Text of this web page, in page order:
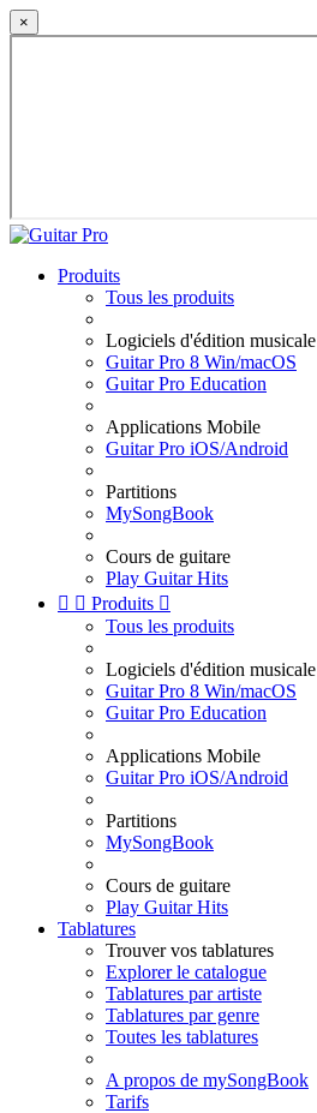
×
Produits
Tous les produits
Logiciels d'édition musicale
Guitar Pro 8 Win/macOS
Guitar Pro Education
Applications Mobile
Guitar Pro iOS/Android
Partitions
MySongBook
Cours de guitare
Play Guitar Hits
  Produits 
Tous les produits
Logiciels d'édition musicale
Guitar Pro 8 Win/macOS
Guitar Pro Education
Applications Mobile
Guitar Pro iOS/Android
Partitions
MySongBook
Cours de guitare
Play Guitar Hits
Tablatures
Trouver vos tablatures
Explorer le catalogue
Tablatures par artiste
Tablatures par genre
Toutes les tablatures
A propos de mySongBook
Tarifs